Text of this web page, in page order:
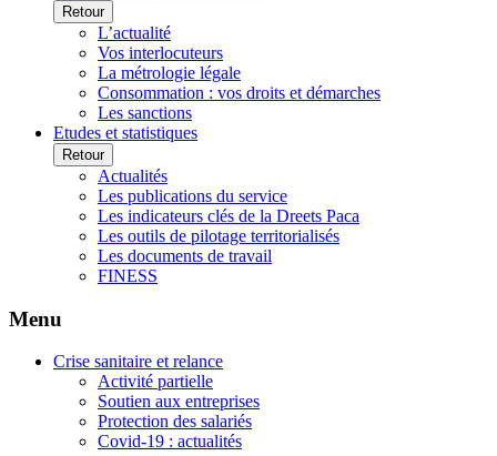
Retour
L’actualité
Vos interlocuteurs
La métrologie légale
Consommation : vos droits et démarches
Les sanctions
Etudes et statistiques
Retour
Actualités
Les publications du service
Les indicateurs clés de la Dreets Paca
Les outils de pilotage territorialisés
Les documents de travail
FINESS
Menu
Crise sanitaire et relance
Activité partielle
Soutien aux entreprises
Protection des salariés
Covid-19 : actualités